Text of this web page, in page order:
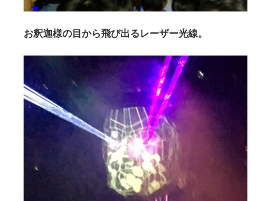
お釈迦様の目から飛び出るレーザー光線。